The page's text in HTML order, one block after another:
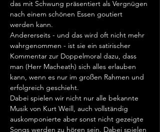
das mit Schwung präsentiert als Vergnügen
nach einem schönen Essen goutiert
werden kann.
Andererseits - und das wird oft nicht mehr
wahrgenommen - ist sie ein satirischer
Kommentar zur Doppelmoral dazu, dass
man (Herr Macheath) sich alles erlauben
kann, wenn es nur im großen Rahmen und
erfolgreich geschieht.
Dabei spielen wir nicht nur alle bekannte
Musik von Kurt Weill, auch vollständig
auskomponierte aber sonst nicht gezeigte
Songs werden zu hören sein. Dabei spielen